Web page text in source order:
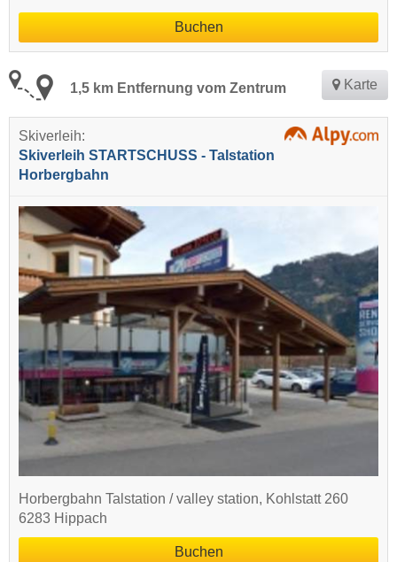
Buchen
1,5 km Entfernung vom Zentrum Karte
Skiverleih:
Skiverleih STARTSCHUSS - Talstation
Horbergbahn
Horbergbahn Talstation / valley station, Kohlstatt 260
6283 Hippach
Buchen